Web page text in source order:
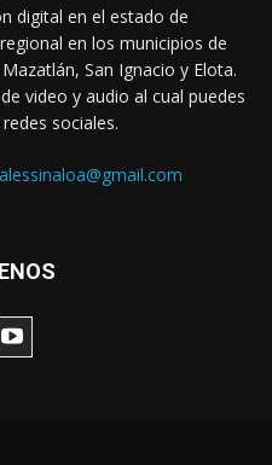
digital en el estado de
en los municipios de
San Ignacio y Elota.
video y audio al cual puedes
sociales.